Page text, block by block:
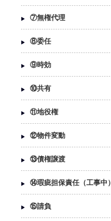
⑦無権代理
⑧委任
⑨時効
⑩共有
⑪地役権
⑫物件変動
⑬債権譲渡
⑭瑕疵担保責任（工事中）
⑮請負